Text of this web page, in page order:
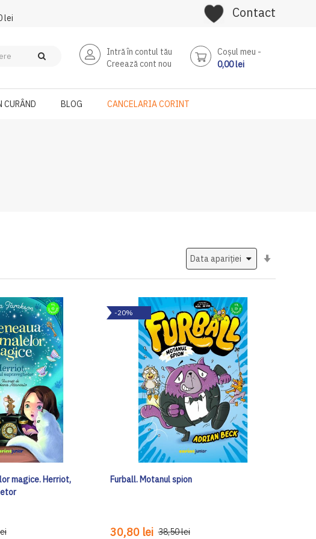
lei
Contact
Intră în contul tău
Creează cont nou
Coşul meu
0,00 lei
CURÂND BLOG CANCELARIA CORINT
magice. Herriot,
-20%
Furball. Motanul spion
30,80 lei 38,50 lei